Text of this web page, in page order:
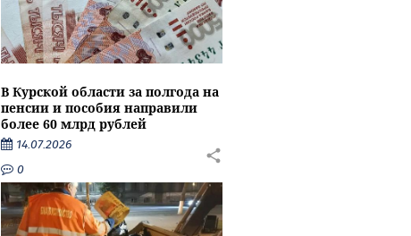
В Курской области за полгода на
пенсии и пособия направили
более 60 млрд рублей
14.07.2026
0